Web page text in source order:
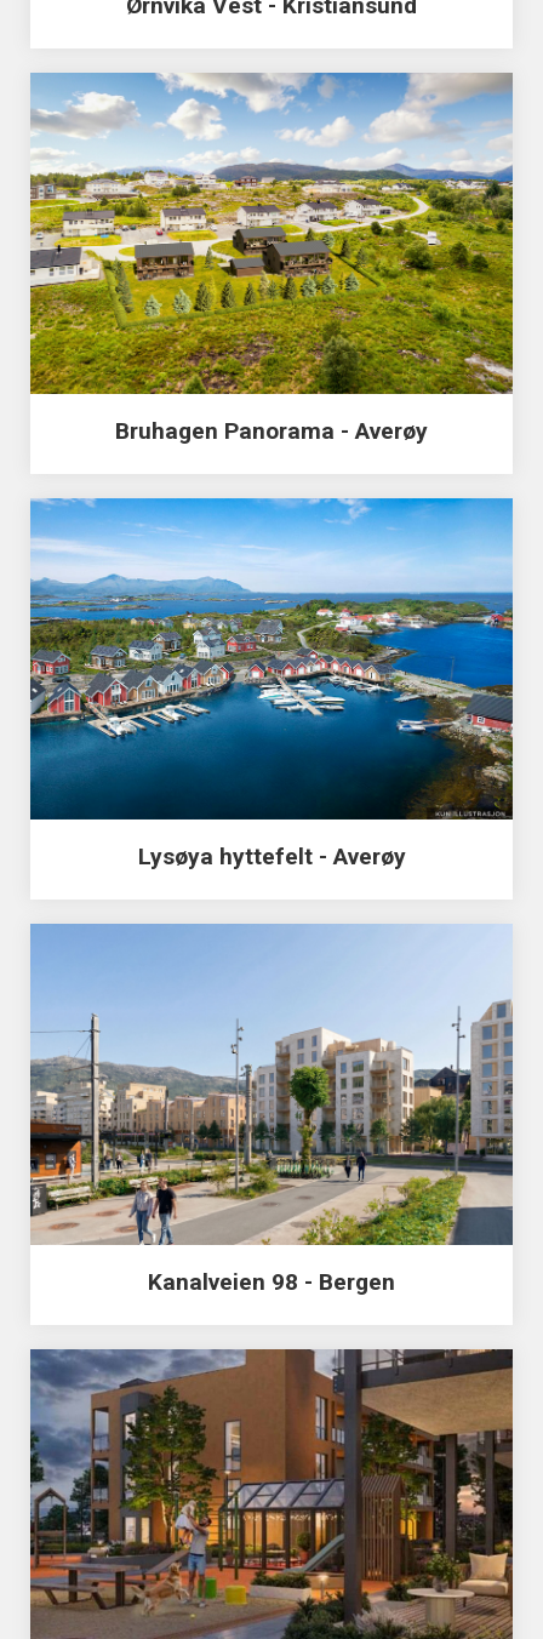
Bruhagen Panorama - Averøy
Lysøya hyttefelt - Averøy
Kanalveien 98 - Bergen